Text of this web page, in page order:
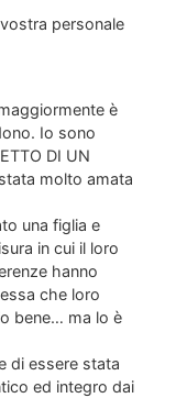
personale
è
Io sono
DI UN
molto amata
una figlia e
in cui il loro
hanno
che loro
bene… ma lo è
di essere stata
ed integro dai